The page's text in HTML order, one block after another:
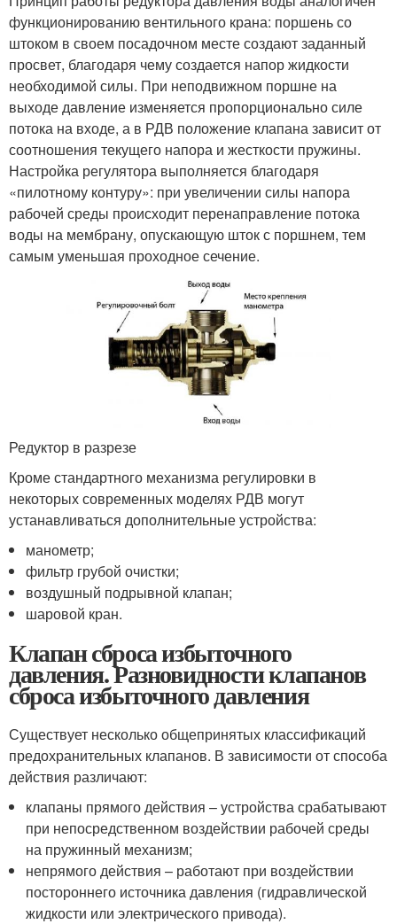
функционированию вентильного крана: поршень со
штоком в своем посадочном месте создают заданный
просвет, благодаря чему создается напор жидкости
необходимой силы. При неподвижном поршне на
выходе давление изменяется пропорционально силе
потока на входе, а в РДВ положение клапана зависит от
соотношения текущего напора и жесткости пружины.
Настройка регулятора выполняется благодаря
«пилотному контуру»: при увеличении силы напора
рабочей среды происходит перенаправление потока
воды на мембрану, опускающую шток с поршнем, тем
самым уменьшая проходное сечение.
Редуктор в разрезе
Кроме стандартного механизма регулировки в
некоторых современных моделях РДВ могут
устанавливаться дополнительные устройства:
манометр;
фильтр грубой очистки;
воздушный подрывной клапан;
шаровой кран.
Клапан сброса избыточного
давления. Разновидности клапанов
сброса избыточного давления
Существует несколько общепринятых классификаций
предохранительных клапанов. В зависимости от способа
действия различают:
клапаны прямого действия – устройства срабатывают
при непосредственном воздействии рабочей среды
на пружинный механизм;
непрямого действия – работают при воздействии
постороннего источника давления (гидравлической
жидкости или электрического привода).